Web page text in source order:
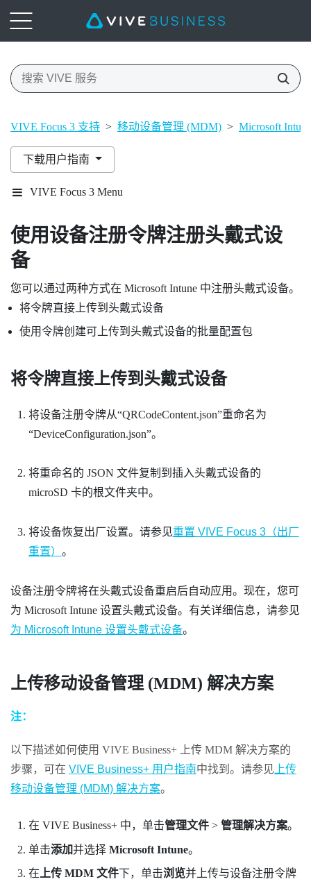
VIVE Focus 3 支持 > 移动设备管理 (MDM) > Microsoft Intune
下载用户指南
VIVE Focus 3 Menu
使用设备注册令牌注册头戴式设
备
您可以通过两种方式在 Microsoft Intune 中注册头戴式设备。
将令牌直接上传到头戴式设备
使用令牌创建可上传到头戴式设备的批量配置包
将令牌直接上传到头戴式设备
将设备注册令牌从​“‍QRCodeContent.json”重命名为​
“‍DeviceConfiguration.json”。
将重命名的 JSON 文件复制到插入头戴式设备的
microSD 卡的根文件夹中。
将设备恢复出厂设置。请参见重置 VIVE Focus 3（出厂
重置） 。
设备注册令牌将在头戴式设备重启后自动应用。现在，您可
为 Microsoft Intune 设置头戴式设备。有关详细信息，请参见
为 Microsoft Intune 设置头戴式设备。
上传移动设备管理 (MDM) 解决方案
注：
以下描述如何使用 VIVE Business+ 上传 MDM 解决方案的
步骤，可在 VIVE Business+ 用户指南中找到。请参见 上传
移动设备管理 (MDM) 解决方案。
在 VIVE Business+中，单击管理文件> 管理解决方案。
单击添加并选择 Microsoft Intune。
在 上传 MDM 文件下，单击浏览并上传与设备注册令牌